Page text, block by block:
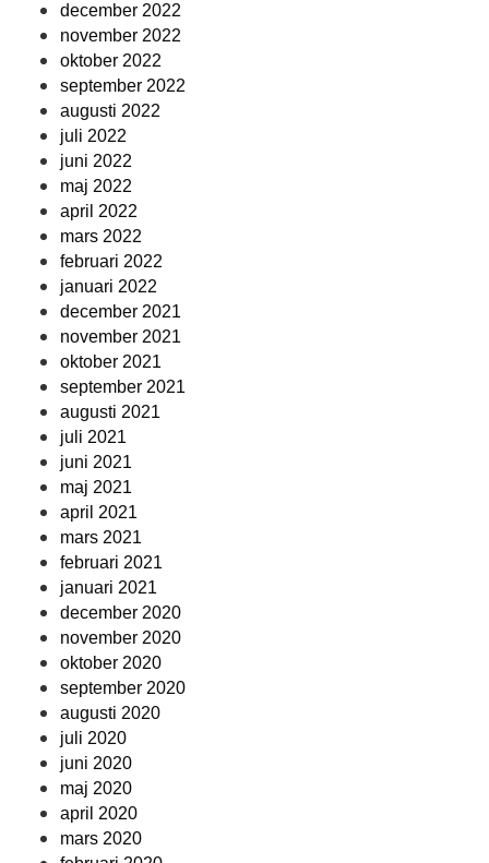
december 2022
november 2022
oktober 2022
september 2022
augusti 2022
juli 2022
juni 2022
maj 2022
april 2022
mars 2022
februari 2022
januari 2022
december 2021
november 2021
oktober 2021
september 2021
augusti 2021
juli 2021
juni 2021
maj 2021
april 2021
mars 2021
februari 2021
januari 2021
december 2020
november 2020
oktober 2020
september 2020
augusti 2020
juli 2020
juni 2020
maj 2020
april 2020
mars 2020